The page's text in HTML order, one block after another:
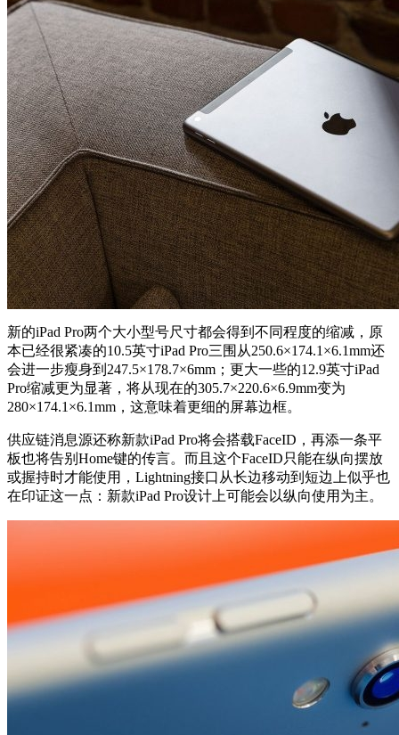
新的iPad Pro两个大小型号尺寸都会得到不同程度的缩减，原
本已经很紧凑的10.5英寸iPad Pro三围从250.6×174.1×6.1mm还
会进一步瘦身到247.5×178.7×6mm；更大一些的12.9英寸iPad
Pro缩减更为显著，将从现在的305.7×220.6×6.9mm变为
280×174.1×6.1mm，这意味着更细的屏幕边框。
供应链消息源还称新款iPad Pro将会搭载FaceID，再添一条平
板也将告别Home键的传言。而且这个FaceID只能在纵向摆放
或握持时才能使用，Lightning接口从长边移动到短边上似乎也
在印证这一点：新款iPad Pro设计上可能会以纵向使用为主。